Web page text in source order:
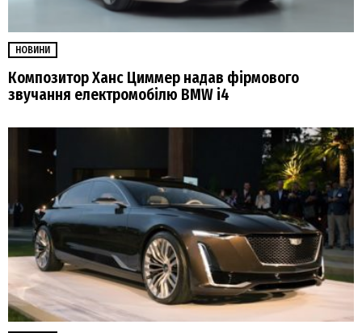
НОВИНИ
Композитор Ханс Циммер надав фірмового
звучання електромобілю BMW i4